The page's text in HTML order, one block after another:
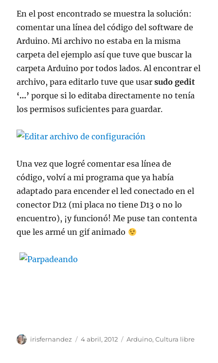
En el post encontrado se muestra la solución:
comentar una línea del código del software de
Arduino. Mi archivo no estaba en la misma
carpeta del ejemplo así que tuve que buscar la
carpeta Arduino por todos lados. Al encontrar el
archivo, para editarlo tuve que usarsudo gedit
‘…’porque si lo editaba directamente no tenía
los permisos suficientes para guardar.
Una vez que logré comentar esa línea de
código, volví a mi programa que ya había
adaptado para encender el led conectado en el
conector D12 (mi placa no tiene D13 o no lo
encuentro), ¡y funcionó! Me puse tan contenta
que les armé un gif animado
Autor
irisfernandez
Publicado
4 abril, 2012 Categorías
Arduino,Cultura libre